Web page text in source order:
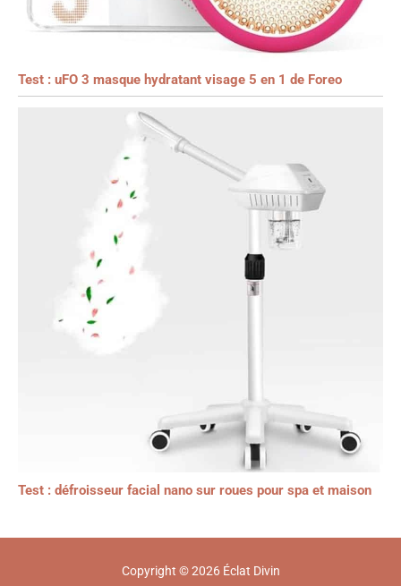
Test : uFO 3 masque hydratant visage 5 en 1 de Foreo
Test : défroisseur facial nano sur roues pour spa et maison
Copyright © 2026 Éclat Divin